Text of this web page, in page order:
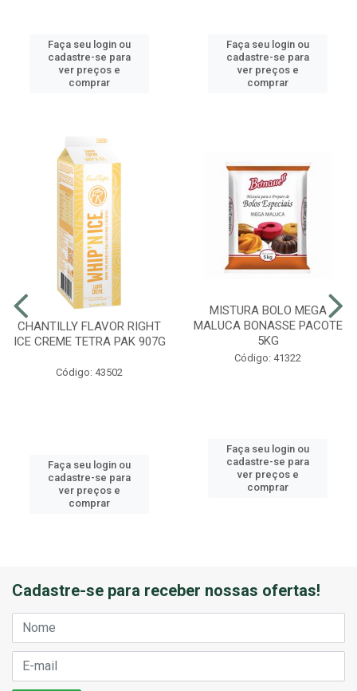
Faça seu login ou
cadastre-se para
ver preços e
comprar
Faça seu login ou
cadastre-se para
ver preços e
comprar
CHANTILLY FLAVOR RIGHT
ICE CREME TETRA PAK 907G
Código: 43502
Faça seu login ou
cadastre-se para
ver preços e
comprar
MISTURA BOLO MEGA
MALUCA BONASSE PACOTE
5KG
Código: 41322
Faça seu login ou
cadastre-se para
ver preços e
comprar
Cadastre-se para receber nossas ofertas!